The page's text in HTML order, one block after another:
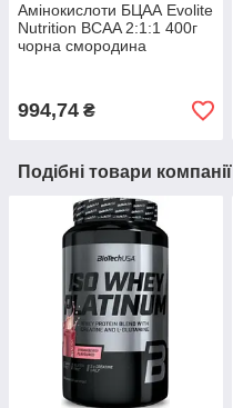
Амінокислоти БЦАА Evolite
Nutrition BCAA 2:1:1 400г
чорна смородина
994,74 ₴
Подібні товари компанії